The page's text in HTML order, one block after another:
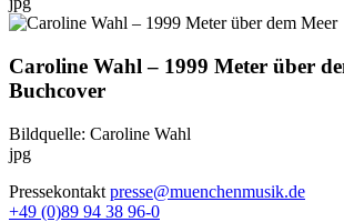
Caroline Wahl – 1999 Meter über
Buchcover
Bildquelle: Caroline Wahl
jpg
Pressekontakt presse@muenchenmusik.de
+49 (0)89 94 38 96-0